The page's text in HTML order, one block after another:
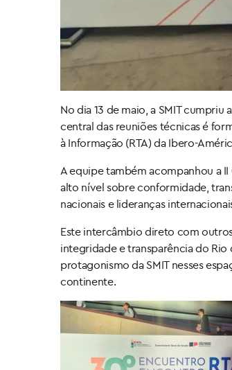
No dia 13 de maio, a SMIT
central das reuniões técnicas é
à Informação (RTA) da Ibero-
A equipe também acompanhou a
alto nível sobre conformidade,
nacionais e lideranças
Este intercâmbio direto com
integridade e transparência do Rio
protagonismo da SMIT nesses
continente.